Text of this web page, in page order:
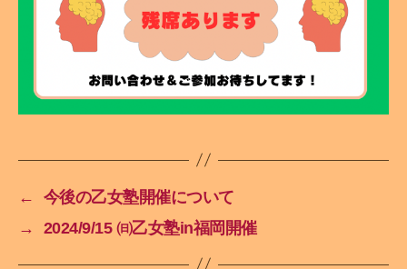
←
今後の乙女塾開催について
→
2024/9/15 ㈰乙女塾in福岡開催